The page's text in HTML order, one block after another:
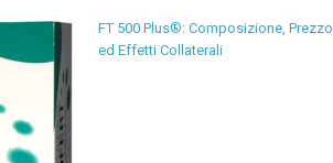
FT 500 Plus®: Composizione, Prezzo
ed Effetti Collaterali